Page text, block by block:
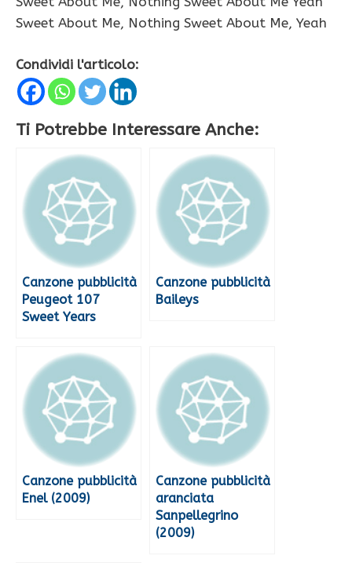
Sweet About Me, Nothing Sweet About Me, Yeah
Condividi l'articolo:
Ti Potrebbe Interessare Anche:
Canzone pubblicità
Peugeot 107
Sweet Years
Canzone pubblicità
Baileys
Canzone pubblicità
Enel (2009)
Canzone pubblicità
aranciata
Sanpellegrino
(2009)